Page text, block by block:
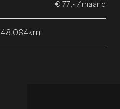
€ 77,- /maand
148.084km